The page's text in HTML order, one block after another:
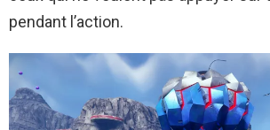
pendant l’action.